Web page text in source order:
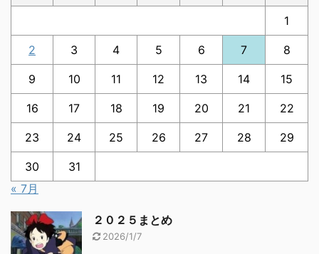
1
2 3 4 5 6 7 8
9 10 11 12 13 14 15
16 17 18 19 20 21 22
23 24 25 26 27 28 29
30
31
« 7月
２０２５まとめ
2026/1/7